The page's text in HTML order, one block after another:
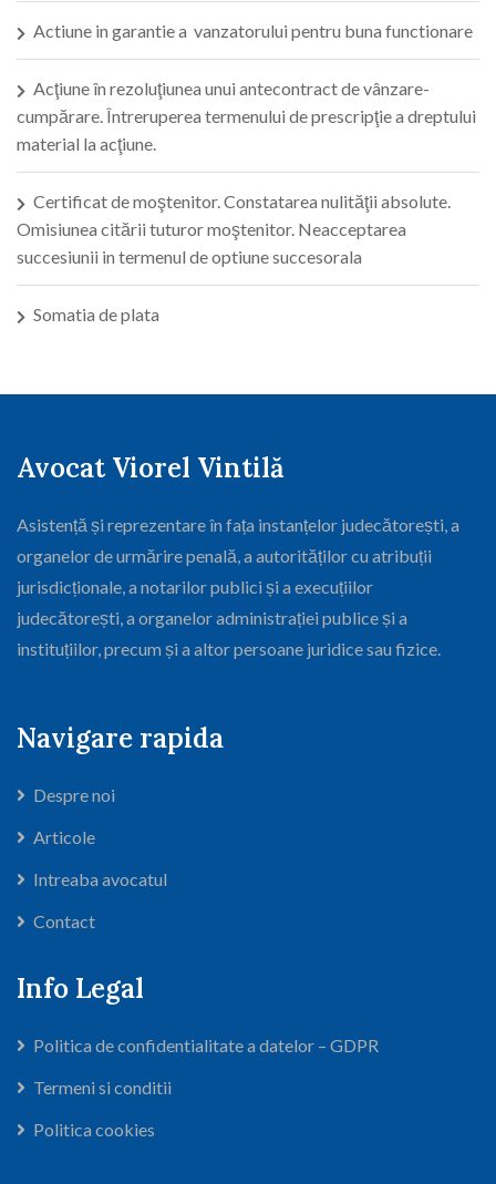
Actiune in garantie a vanzatorului pentru buna functionare
Acţiune în rezoluţiunea unui antecontract de vânzare-
cumpărare. Întreruperea termenului de prescripţie a dreptului
material la acţiune.
Certificat de moştenitor. Constatarea nulităţii absolute.
Omisiunea citării tuturor moştenitor. Neacceptarea
succesiunii in termenul de optiune succesorala
Somatia de plata
Avocat Viorel Vintilă
Asistență și reprezentare în fața instanțelor judecătorești, a
organelor de urmărire penală, a autorităților cu atribuții
jurisdicționale, a notarilor publici și a execuțiilor
judecătorești, a organelor administrației publice și a
instituțiilor, precum și a altor persoane juridice sau fizice.
Navigare rapida
Despre noi
Articole
Intreaba avocatul
Contact
Info Legal
Politica de confidentialitate a datelor – GDPR
Termeni si conditii
Politica cookies